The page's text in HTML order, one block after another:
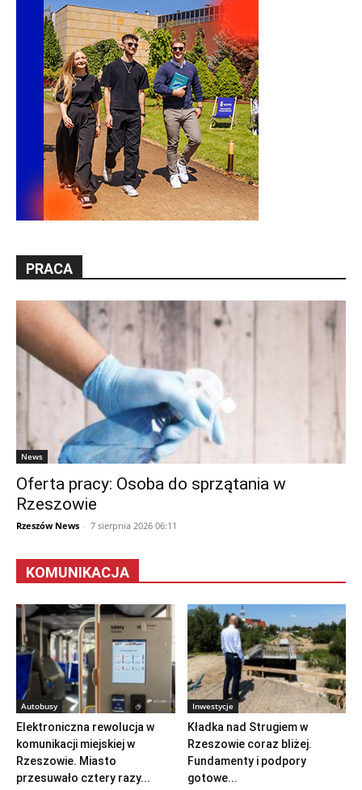
PRACA
News
Oferta pracy: Osoba do sprzątania w
Rzeszowie
Rzeszów News - 7 sierpnia 2026 06:11
KOMUNIKACJA
Autobusy
Elektroniczna rewolucja w
komunikacji miejskiej w
Rzeszowie. Miasto
przesuwało cztery razy...
Inwestycje
Kładka nad Strugiem w
Rzeszowie coraz bliżej.
Fundamenty i podpory
gotowe...